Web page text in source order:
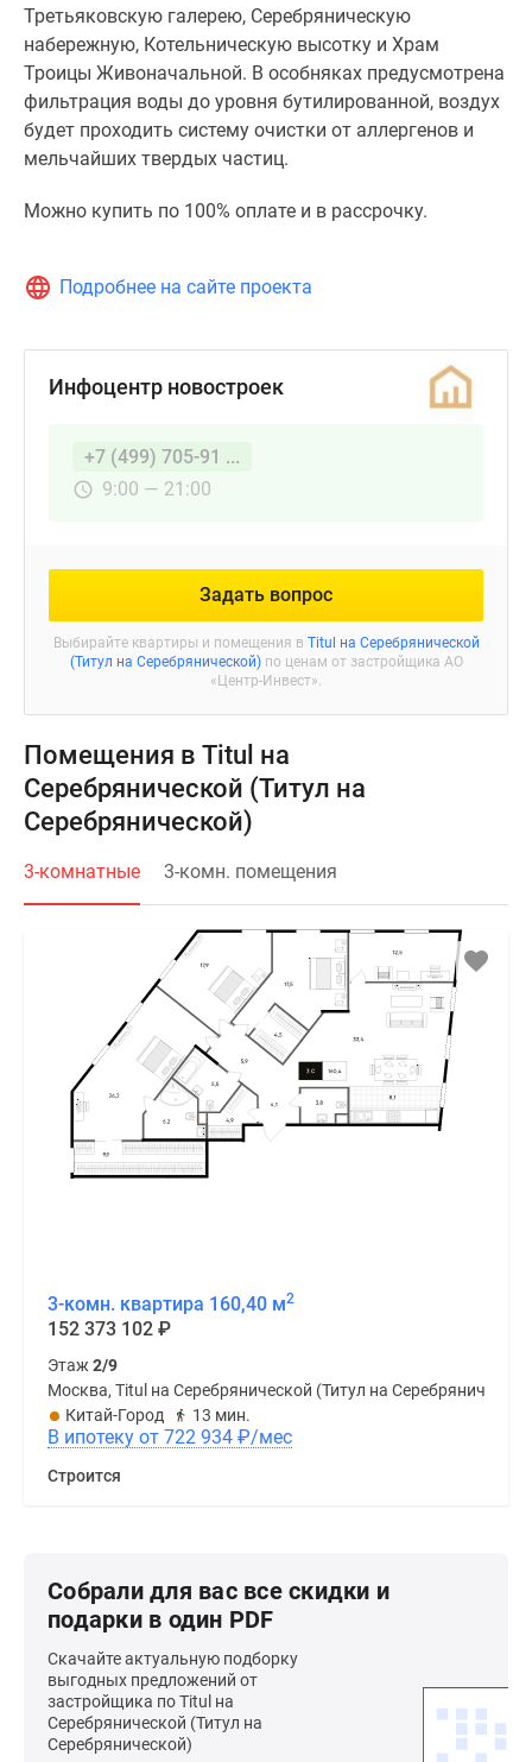
Третьяковскую галерею, Серебряническую
набережную, Котельническую высотку и Храм
Троицы Живоначальной. В особняках предусмотрена
фильтрация воды до уровня бутилированной, воздух
будет проходить систему очистки от аллергенов и
мельчайших твердых частиц.
Можно купить по 100% оплате и в рассрочку.
Подробнее на сайте проекта
Инфоцентр новостроек
+7 (499) 705-91 ...
9:00 — 21:00
Задать вопрос
Выбирайте квартиры и помещения в Titul на Серебрянической
(Титул на Серебрянической)по ценам от застройщика АО
«Центр-Инвест».
Помещения в Titul на
Серебрянической (Титул на
Серебрянической)
3-комнатные 3-комн. помещения
3-комн. квартира 160,40 м2
152 373 102 ₽
Этаж 2/9
Москва, Titul на Серебрянической (Титул на
Китай-Город
13 мин.
В ипотеку от 722 934 ₽/мес
Строится
Собрали для вас все скидки и
подарки в один PDF
Скачайте актуальную подборку
выгодных предложений от
застройщика по Titul на
Серебрянической (Титул на
Серебрянической)